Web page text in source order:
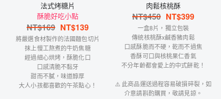
法式烤糖片
酥脆好吃小點
NT$169 NT$139
將嚴選食材製作的法國麵包切片
抹上慢工熬煮的牛奶焦糖
經過細心烘烤，酥脆化口
口感清脆不黏牙
甜而不膩，味道醇厚
大人小孩都喜歡的午茶點心！
肉鬆核桃酥
NT$450 NT$399
一盒8片，獨立包裝
傳統核桃酥x鹹香豬肉鬆
口感酥脆而不硬，乾而不過焦
香酥可口與核桃果仁香氣
不分年齡都會愛上的中式餅乾！
⚠️ 此商品運送過程容易破損碎裂，如
介意請斟酌購買，敬請見諒。